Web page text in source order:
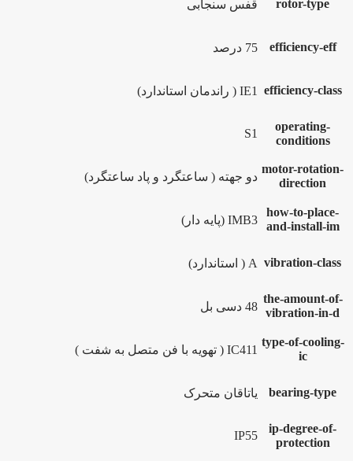
rotor-type قفس سنجابی
efficiency-eff 75 درصد
efficiency-class IE1 ( راندمان استاندارد)
operating-
conditions
S1
motor-rotation-
direction
دو جهته ( ساعتگرد و پاد ساعتگرد)
how-to-place-
and-install-im
IMB3 (پایه دار)
vibration-class A ( استاندارد)
the-amount-of-
vibration-in-d 48 دسی بل
type-of-cooling-
ic
IC411 ( تهویه با فن متصل به شفت )
bearing-type یاتاقان متحرک
ip-degree-of-
protection
IP55